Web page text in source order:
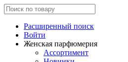
Расширенный поиск
Войти
Женская парфюмерия
Ассортимент